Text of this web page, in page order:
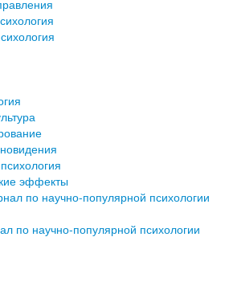
эффекты
по научно-популярной психологии
по научно-популярной психологии